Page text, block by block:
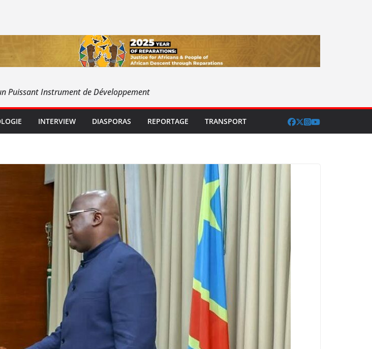
Puissant Instrument de Développement
INTERVIEW DIASPORAS REPORTAGE TRANSPORT